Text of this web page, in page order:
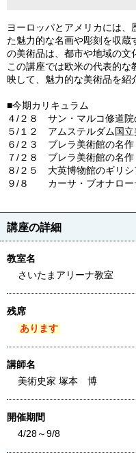
ヨーロッパとアメリカには、
た魅力的な名画や彫刻を収蔵
の美術品は、都市や地域の文
この講座では欧米の代表的
映して、魅力的な美術品を紹
■今期カリキュラム
４/２８ サン・マルコ修道院
５/１２ アムステルダム国立
６/２３ ブレラ美術館の名作
７/２８ ブレラ美術館の名作
８/２５ 大英博物館のギリシ
９/８ カーサ・ブオナロー
講座の詳細
教室名
さいたまアリーナ教室
残席
あります
講師名
美術史家 塚本 博
開催期間
4/28～9/8